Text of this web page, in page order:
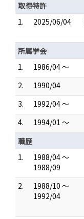
取得特許
1.
2025/06/04
所属学会
1.
1986/04 ～
2.
1990/04
3.
1992/04 ～
4.
1994/01 ～
職歴
1.
1988/04 ～
1988/09
2.
1988/10 ～
1992/04